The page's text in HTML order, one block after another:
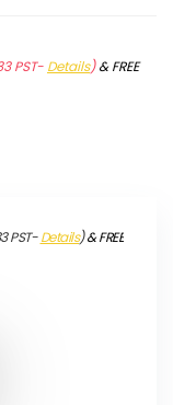
PST- Details)&FREE
PST-Details)&FREE